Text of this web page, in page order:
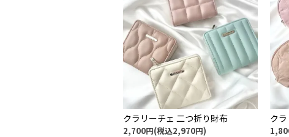
クラリーチェ 二つ折り財布
2,700円(税込2,970円)
ク